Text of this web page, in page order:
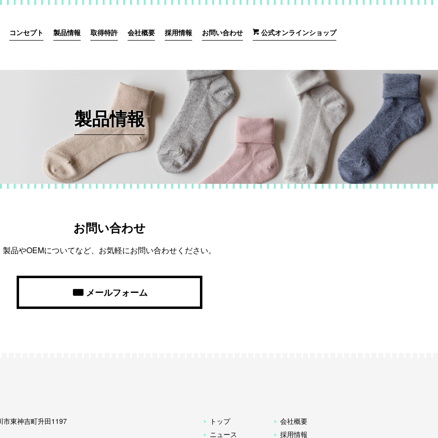
コンセプト 製品情報 取得特許 会社概要 採用情報 お問い合わせ 公式オンラインショップ
製品情報
お問い合わせ
製品やOEMについてなど、お気軽にお問い合わせください。
メールフォーム
市東神吉町升田1197
トップ
ニュース
会社概要
採用情報